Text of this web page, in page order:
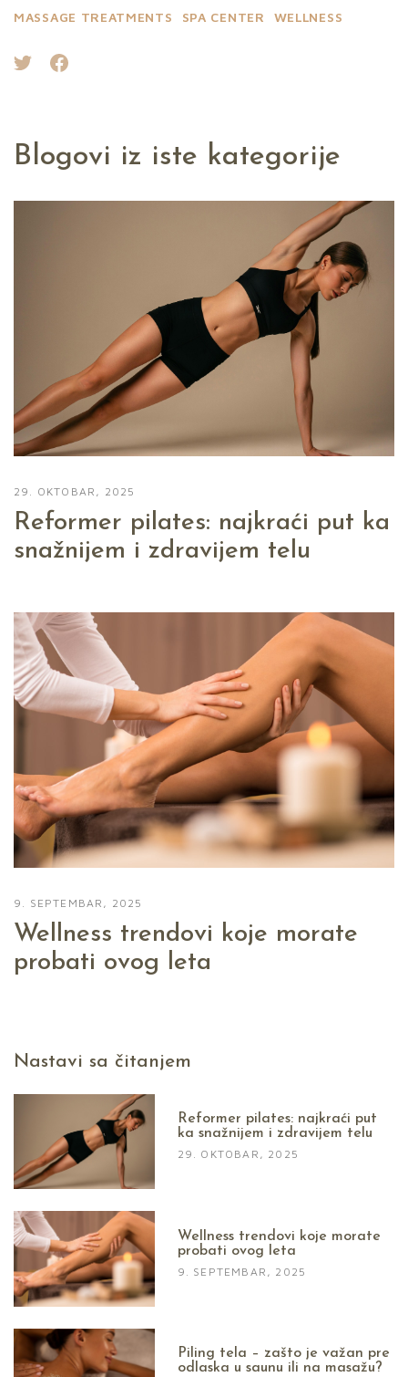
MASSAGE TREATMENTS SPA CENTER WELLNESS
Blogovi iz iste kategorije
29. OKTOBAR, 2025
Reformer pilates: najkraći put ka
snažnijem i zdravijem telu
9. SEPTEMBAR, 2025
Wellness trendovi koje morate
probati ovog leta
Nastavi sa čitanjem
Reformer pilates: najkraći put
ka snažnijem i zdravijem telu
29. OKTOBAR, 2025
Wellness trendovi koje morate
probati ovog leta
9. SEPTEMBAR, 2025
Piling tela – zašto je važan pre
odlaska u saunu ili na masažu?